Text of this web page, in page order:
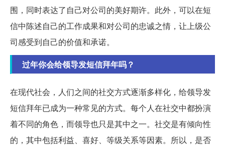
围，同时表达了自己对公司的美好期许。此外，可以在短
信中陈述自己的工作成果和对公司的忠诚之情，让上级公
司感受到自己的价值和承诺。
过年你会给领导发短信拜年吗？
在现代社会，人们之间的社交方式逐渐多样化，给领导发
短信拜年已成为一种常见的方式。每个人在社交中都扮演
着不同的角色，而领导也只是其中之一。社交是有倾向性
的，其中包括利益、喜好、等级关系等因素。所以，是否